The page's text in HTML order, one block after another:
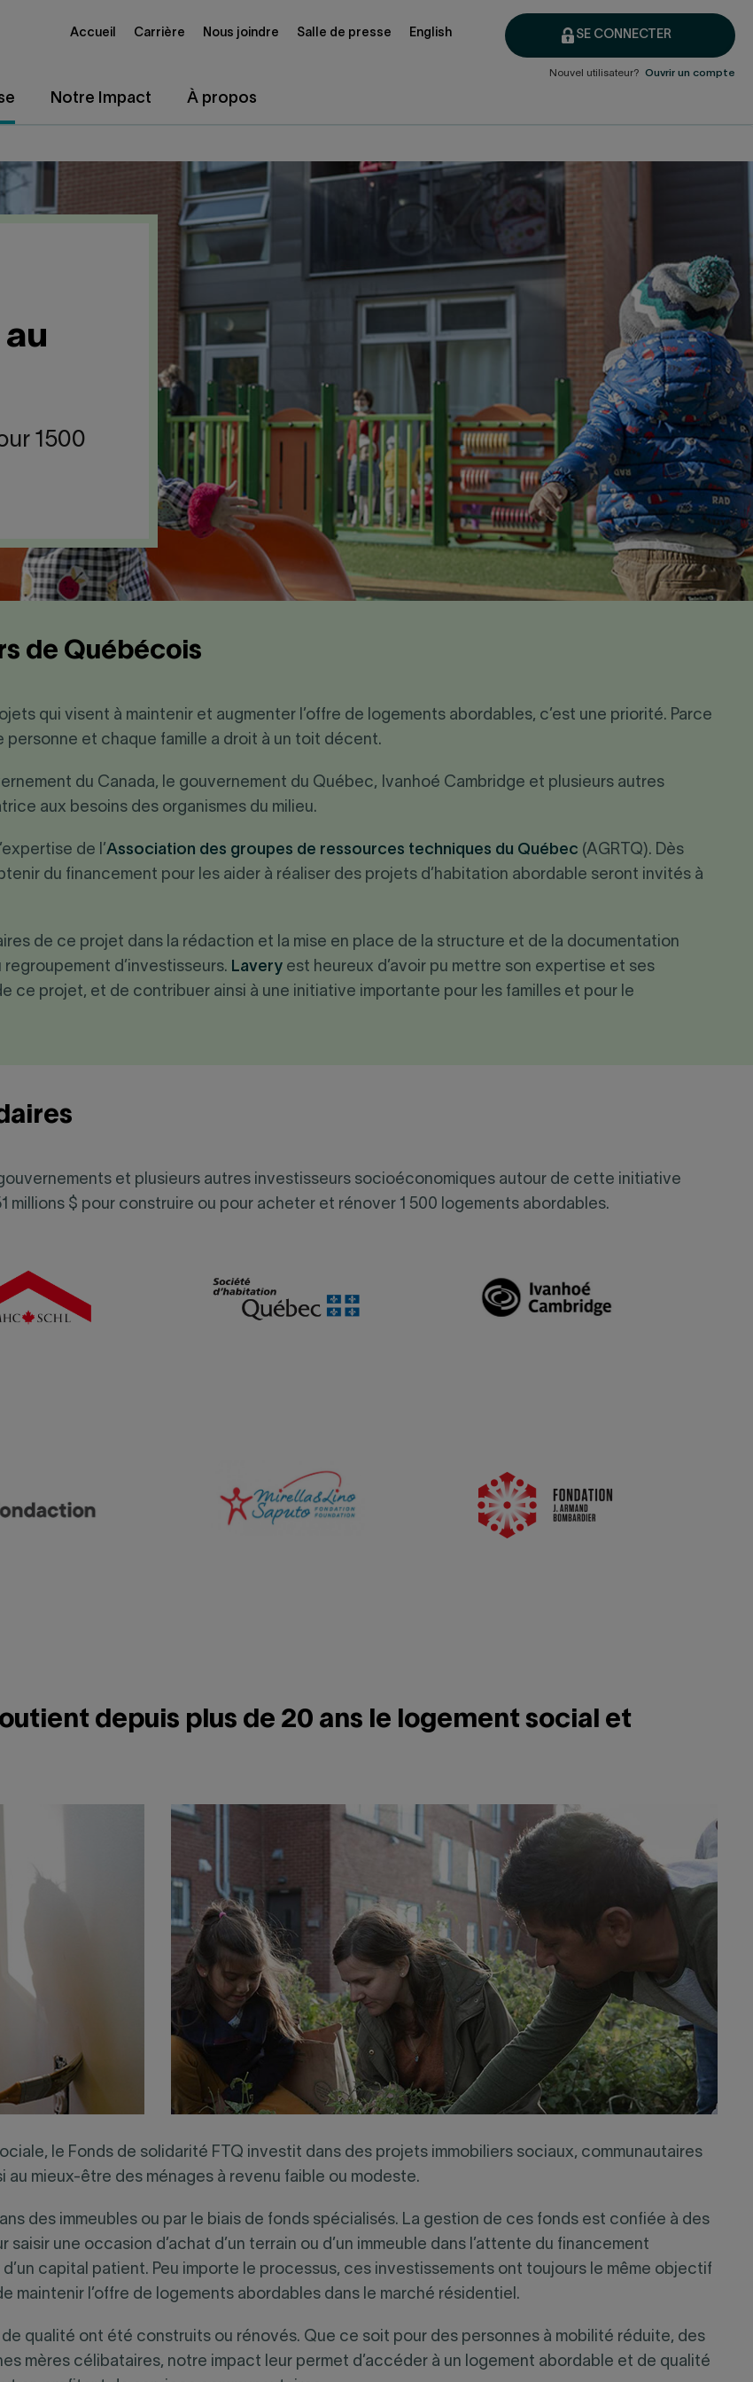
SE CONNECTER
Notre Impact À propos
Nouvel utilisateur? Ouvrir un compte
Accueil Carrière Nous joindre Salle de presse English
1500
de Québécois
qui visent à maintenir et augmenter l’offre de logements abordables, c’est une priorité. Parce
personne et chaque famille a droit à un toit décent.
du Canada, le gouvernement du Québec, Ivanhoé Cambridge et plusieurs autres
aux besoins des organismes du milieu.
de l’Association des groupes de ressources techniques du Québec (AGRTQ). Dès
du financement pour les aider à réaliser des projets d’habitation abordable seront invités à
de ce projet dans la rédaction et la mise en place de la structure et de la documentation
d’investisseurs. Lavery est heureux d’avoir pu mettre son expertise et ses
ce projet, et de contribuer ainsi à une initiative importante pour les familles et pour le
et plusieurs autres investisseurs socioéconomiques autour de cette initiative
millions $ pour construire ou pour acheter et rénover 1 500 logements abordables.
depuis plus de 20 ans le logement social et
le Fonds de solidarité FTQ investit dans des projets immobiliers sociaux, communautaires
mieux-être des ménages à revenu faible ou modeste.
des immeubles ou par le biais de fonds spécialisés. La gestion de ces fonds est confiée à des
une occasion d’achat d’un terrain ou d’un immeuble dans l’attente du financement
capital patient. Peu importe le processus, ces investissements ont toujours le même objectif
maintenir l’offre de logements abordables dans le marché résidentiel.
qualité ont été construits ou rénovés. Que ce soit pour des personnes à mobilité réduite, des
mères célibataires, notre impact leur permet d’accéder à un logement abordable et de qualité